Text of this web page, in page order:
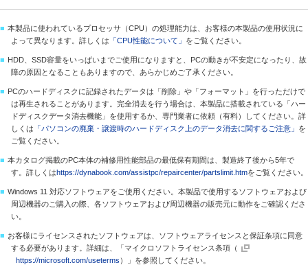
■ 本製品に使われているプロセッサ（CPU）の処理能力は、お客様の本製品の使用状況に
よって異なります。詳しくは 「CPU性能について」 をご覧ください。
■ HDD、SSD容量をいっぱいまでご使用になりますと、PCの動きが不安定になったり、故
障の原因となることもありますので、あらかじめご了承ください。
■ PCのハードディスクに記録されたデータは「削除」や「フォーマット」を行っただけで
は再生されることがあります。完全消去を行う場合は、本製品に搭載されている「ハー
ドディスクデータ消去機能」を使用するか、専門業者に依頼（有料）してください。詳
しくは 「パソコンの廃棄・譲渡時のハードディスク上のデータ消去に関するご注意」 を
ご覧ください。
■ 本カタログ掲載のPC本体の補修用性能部品の最低保有期間は、製造終了後から5年で
す。詳しくはhttps://dynabook.com/assistpc/repaircenter/partslimit.htmをご覧ください。
■ Windows 11 対応ソフトウェアをご使用ください。本製品で使用するソフトウェアおよび
周辺機器のご購入の際、各ソフトウェアおよび周辺機器の販売元に動作をご確認くださ
い。
■ お客様にライセンスされたソフトウェアは、ソフトウェアライセンスと保証条項に同意
する必要があります。詳細は、「マイクロソフトライセンス条項（
https://microsoft.com/useterms ）」を参照してください。